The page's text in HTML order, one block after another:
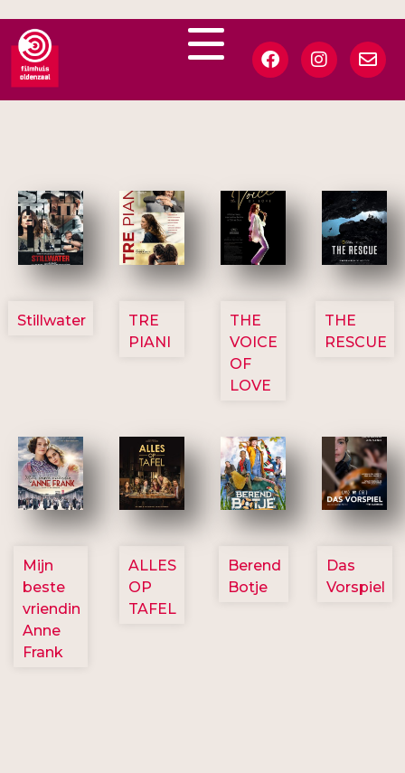
3123
Stillwater
3129
TRE
PIANI
3135
THE
VOICE
OF
LOVE
3148
THE
RESCUE
2757
Mijn
beste
vriendin
Anne
Frank
3154
ALLES
OP
TAFEL
2799
Berend
Botje
2777
Das
Vorspiel